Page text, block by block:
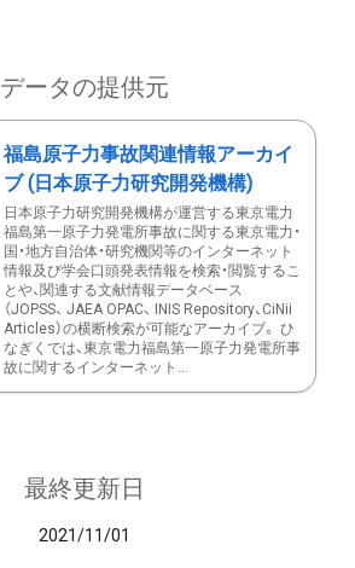
データの提供元
福島原子力事故関連情報アーカイ
ブ (日本原子力研究開発機構)
日本原子力研究開発機構が運営する東京電力
福島第一原子力発電所事故に関する東京電力・
国・地方自治体・研究機関等のインターネット
情報及び学会口頭発表情報を検索・閲覧するこ
とや、関連する文献情報データベース
（JOPSS、 JAEA OPAC、 INIS Repository、CiNii
Articles）の横断検索が可能なアーカイブ。 ひ
なぎくでは、東京電力福島第一原子力発電所事
故に関するインターネット...
最終更新日
2021/11/01